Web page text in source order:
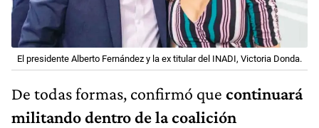
El presidente Alberto Fernández y la ex titular del INADI, Victoria Donda.
De todas formas, confirmó que continuará
militando dentro de la coalición